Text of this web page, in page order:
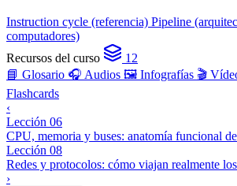
Instruction cycle (referencia) Pipeline
computadores)
Recursos del curso
12
📘 Glosario 🎧 Audios 🖼️ Infografías 🎬
Flashcards
‹
Lección 06
CPU, memoria y buses: anatomía funcional
Lección 08
Redes y protocolos: cómo viajan realmente
›